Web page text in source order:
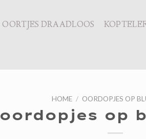
OORTJES DRAADLOOS
HOME / OORDOPJES OP
oordopjes op